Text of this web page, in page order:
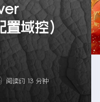
置域控）
阅读约 13 分钟